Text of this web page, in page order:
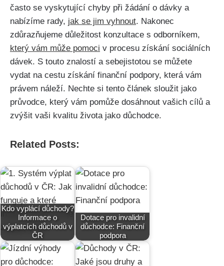
často se vyskytující chyby při žádání o dávky a
nabízíme rady, jak se jim vyhnout. Nakonec
zdůrazňujeme důležitost konzultace s odborníkem,
který vám může pomoci v procesu získání sociálních
dávek. S touto znalostí a sebejistotou se můžete
vydat na cestu získání finanční podpory, která vám
právem náleží. Nechte si tento článek sloužit jako
průvodce, který vám pomůže dosáhnout vašich cílů a
zvýšit vaši kvalitu života jako důchodce.
Related Posts:
Kdo vyplácí důchody?
Informace o
výplatcích důchodů v
ČR
Dotace pro invalidní
důchodce: Finanční
podpora